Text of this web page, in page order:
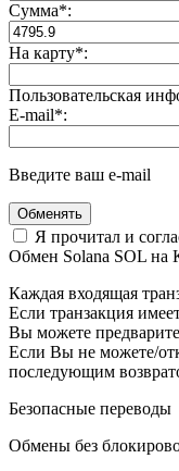
Сумма*:
На карту*:
Пользовательская
E-mail*:
Введите ваш e-mail
Я прочитал и
Обмен Solana SOL на
Каждая входящая
Если транзакция
Вы можете
Eсли Вы не можете/
последующим
Безопасные переводы
Обмены без